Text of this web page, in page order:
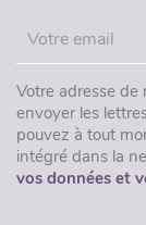
Votre adresse de
envoyer les
pouvez à tout
intégré dans la
vos données et